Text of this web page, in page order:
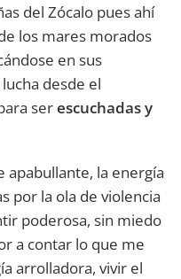
del Zócalo pues ahí
los mares morados
en sus
desde el
serescuchadas y
apabullante, la energía
por la ola de violencia
poderosa, sin miedo
a contar lo que me
arrolladora, vivir el